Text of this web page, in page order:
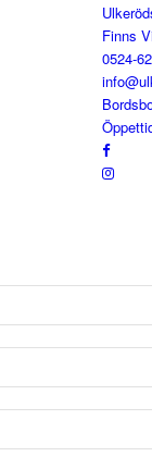
Finns
0524-